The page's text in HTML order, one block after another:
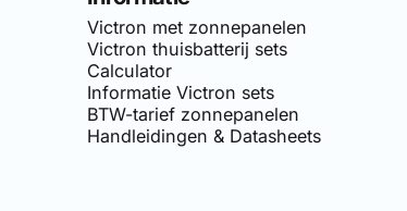
Victron met zonnepanelen
Victron thuisbatterij sets
Calculator
Informatie Victron sets
BTW-tarief zonnepanelen
Handleidingen & Datasheets